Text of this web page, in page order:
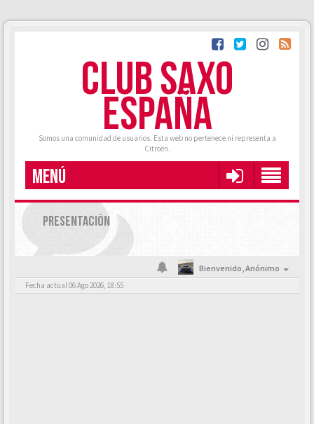
CLUB SAXO
ESPAÑA
Somos una comunidad de usuarios. Esta web no pertenece ni representa a
Citroën.
MENÚ
PRESENTACIÓN
Bienvenido,Anónimo
Fecha actual 06 Ago 2026, 18:55